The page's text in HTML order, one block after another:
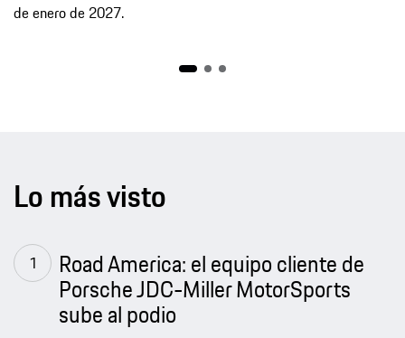
Lo más visto
Road America: el equipo cliente de
Porsche JDC-Miller MotorSports
sube al podio